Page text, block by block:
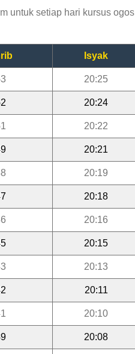
untuk setiap hari kursus ogos
Isyak
20:25
20:24
20:22
20:21
20:19
20:18
20:16
20:15
20:13
20:11
20:10
20:08